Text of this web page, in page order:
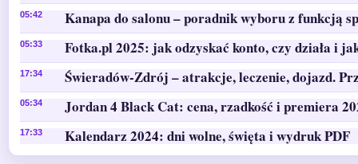
05:42 Kanapa do salonu – poradnik wyboru z funkcją
05:33 Fotka.pl 2025: jak odzyskać konto, czy działa i
17:34 Świeradów-Zdrój – atrakcje, leczenie, dojazd.
05:34 Jordan 4 Black Cat: cena, rzadkość i premiera
17:33 Kalendarz 2024: dni wolne, święta i wydruk PDF